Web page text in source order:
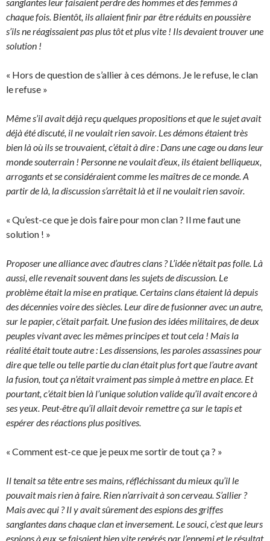
chaque fois. Bientôt, ils allaient finir par être réduits en poussière
s’ils ne réagissaient pas plus tôt et plus vite ! Ils devaient trouver une
solution !
« Hors de question de s’allier à ces démons. Je le refuse, le clan
le refuse »
Même s’il avait déjà reçu quelques propositions et que le sujet avait
déjà été discuté, il ne voulait rien savoir. Les démons étaient très
bien là où ils se trouvaient, c’était à dire : Dans une cage ou dans leur
monde souterrain ! Personne ne voulait d’eux, ils étaient belliqueux,
arrogants et se considéraient comme les maîtres de ce monde. A
partir de là, la discussion s’arrêtait là et il ne voulait rien savoir.
« Qu’est-ce que je dois faire pour mon clan ? Il me faut une
solution ! »
Proposer une alliance avec d’autres clans ? L’idée n’était pas folle. Là
aussi, elle revenait souvent dans les sujets de discussion. Le
problème était la mise en pratique. Certains clans étaient là depuis
des décennies voire des siècles. Leur dire de fusionner avec un autre,
sur le papier, c’était parfait. Une fusion des idées militaires, de deux
peuples vivant avec les mêmes principes et tout cela ! Mais la
réalité était toute autre : Les dissensions, les paroles assassines pour
dire que telle ou telle partie du clan était plus fort que l’autre avant
la fusion, tout ça n’était vraiment pas simple à mettre en place. Et
pourtant, c’était bien là l’unique solution valide qu’il avait encore à
ses yeux. Peut-être qu’il allait devoir remettre ça sur le tapis et
espérer des réactions plus positives.
« Comment est-ce que je peux me sortir de tout ça ? »
Il tenait sa tête entre ses mains, réfléchissant du mieux qu’il le
pouvait mais rien à faire. Rien n’arrivait à son cerveau. S’allier ?
Mais avec qui ? Il y avait sûrement des espions des griffes
sanglantes dans chaque clan et inversement. Le souci, c’est que leurs
espions à eux se faisaient bien vite repérés par l’ennemi et le résultat